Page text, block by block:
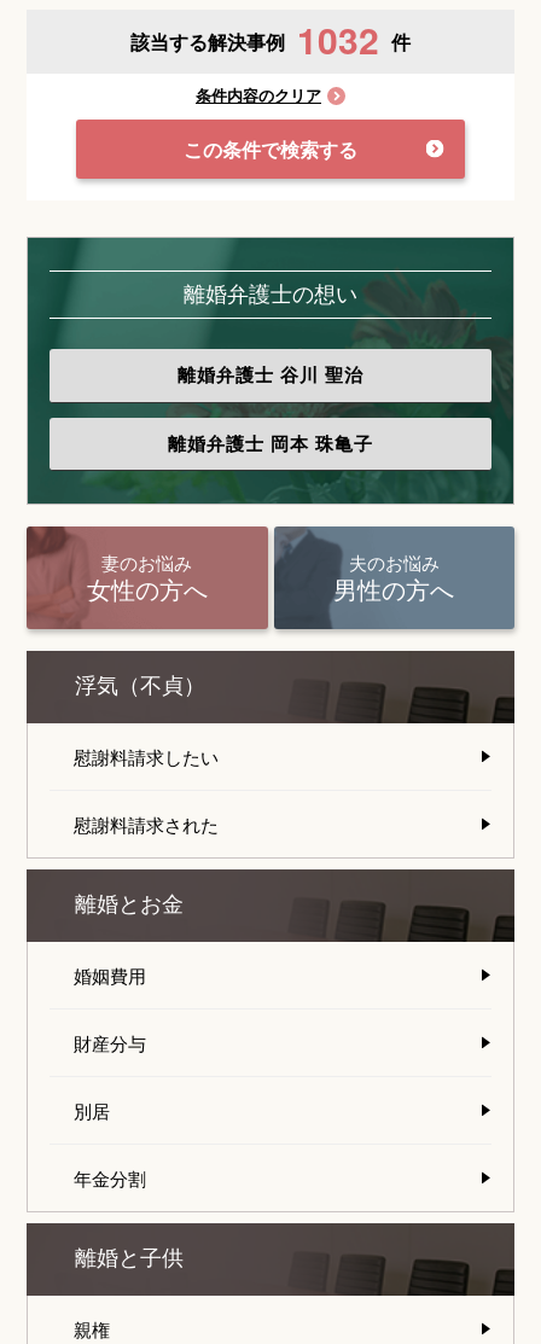
該当する解決事例 1032 件
条件内容のクリア
この条件で検索する
離婚弁護士の想い
離婚弁護士 谷川 聖治
離婚弁護士 岡本 珠亀子
妻のお悩み
女性の方へ
夫のお悩み
男性の方へ
浮気（不貞）
慰謝料請求したい
慰謝料請求された
離婚とお金
婚姻費用
財産分与
別居
年金分割
離婚と子供
親権